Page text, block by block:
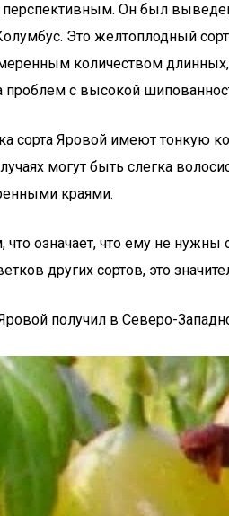
Он был
Это желтоплодный
количеством
с высокой
Яровой имеют тонкую
могут быть слегка
краями.
означает, что ему не
других сортов, это
получил в Северо-